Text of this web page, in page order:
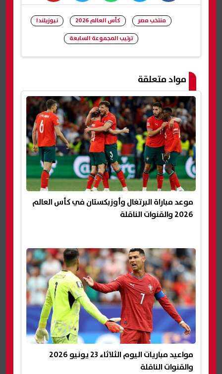
منتخب مصر كأس العالم 2026
نيوزيلندا
ترتيب المجموعة السابعة
مواد متعلقة
موعد مباراة البرتغال وأوزبكستان في كأس العالم
2026 والقنوات الناقلة
مواعيد مباريات اليوم الثلاثاء 23 يونيو 2026
والقنوات الناقلة